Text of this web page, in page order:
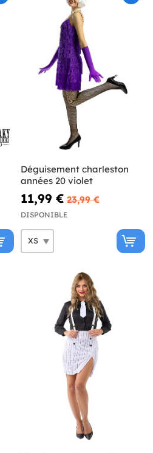
Déguisement charleston
années 20 violet
11,99 € 23,99 €
DISPONIBLE